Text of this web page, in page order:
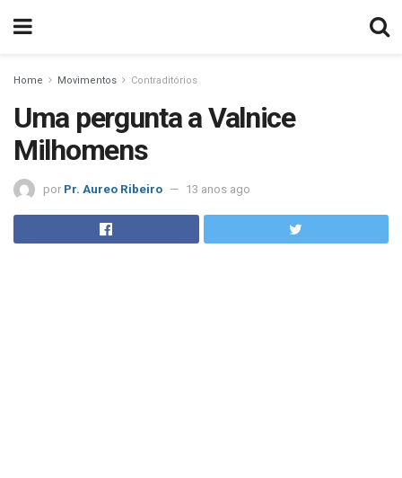
Home Movimentos Contraditórios
Uma pergunta a Valnice
Milhomens
por Pr. Aureo Ribeiro 13 anos ago